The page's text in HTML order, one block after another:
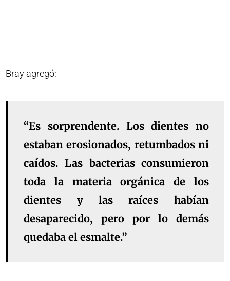
Bray agregó:
“Es sorprendente. Los dientes no
estaban erosionados, retumbados ni
caídos. Las bacterias consumieron
toda la materia orgánica de los
dientes y las raíces habían
desaparecido, pero por lo demás
quedaba el esmalte.”